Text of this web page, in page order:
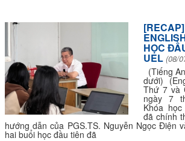
HỌC
UEL (08/
(Tiếng
dưới)
Thứ 7 và
ngày 7
Khóa
đã chính
hướng dẫn của PGS.TS. Nguyễn Ngọc Điện
hai buổi học đầu tiên đã